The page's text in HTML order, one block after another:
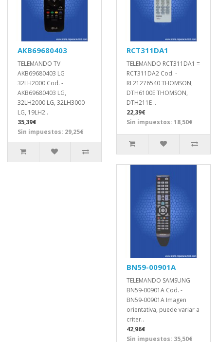
AKB69680403
TELEMANDO TV
AKB69680403 LG
32LH2000 Cod. -
AKB69680403 LG,
32LH2000 LG, 32LH3000
LG, 19LH2..
35,39€
Sin impuestos: 29,25€
RCT311DA1
TELEMANDO RCT311DA1 =
RCT311DA2 Cod. -
RL21276540 THOMSON,
DTH6100E THOMSON,
DTH211E ..
22,39€
Sin impuestos: 18,50€
BN59-00901A
TELEMANDO SAMSUNG
BN59-00901A Cod. -
BN59-00901A Imagen
orientativa, puede variar a
criter..
42,96€
Sin impuestos: 35,50€